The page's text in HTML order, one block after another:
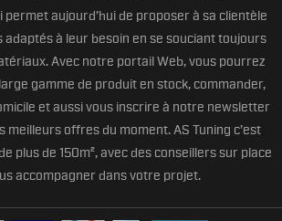
permet aujourd’hui de proposer à sa clientèle
adaptés à leur besoin en se souciant toujours
Avec notre portail Web, vous pourrez
gamme de produit en stock, commander,
et aussi vous inscrire à notre newsletter
meilleurs offres du moment. AS Tuning c’est
plus de 150m², avec des conseillers sur place
accompagner dans votre projet.